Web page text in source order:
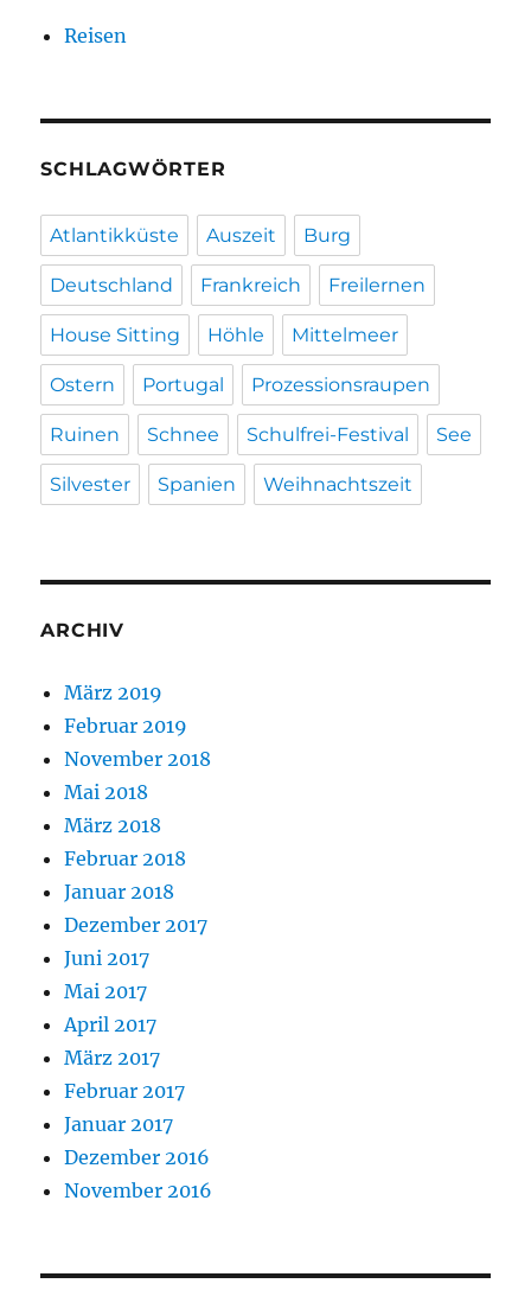
Reisen
SCHLAGWÖRTER
Atlantikküste Auszeit Burg
Deutschland Frankreich Freilernen
House Sitting Höhle Mittelmeer
Ostern Portugal Prozessionsraupen
Ruinen Schnee Schulfrei-Festival See
Silvester Spanien Weihnachtszeit
ARCHIV
März 2019
Februar 2019
November 2018
Mai 2018
März 2018
Februar 2018
Januar 2018
Dezember 2017
Juni 2017
Mai 2017
April 2017
März 2017
Februar 2017
Januar 2017
Dezember 2016
November 2016